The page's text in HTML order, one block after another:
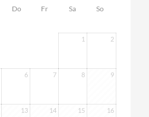
Do Fr Sa So
1 2
6 7 8 9
13 14 15 16